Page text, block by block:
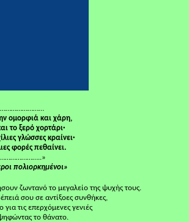
ομορφιά και χάρη,
το ξερό χορτάρι·
γλώσσες κραίνει·
φορές πεθαίνει.
πολιορκημένοι»
ζωντανό το μεγαλείο της ψυχής τους.
σου σε αντίξοες συνθήκες,
τις επερχόμενες γενιές
το θάνατο.